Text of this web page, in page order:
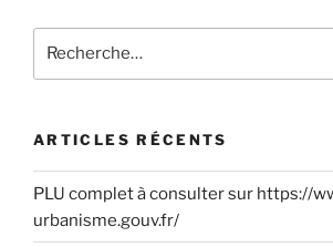
ARTICLES RÉCENTS
PLU complet à consulter sur https://
urbanisme.gouv.fr/